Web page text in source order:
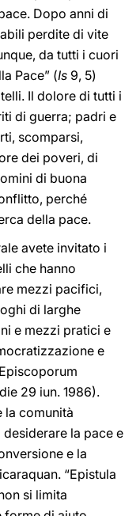
Dopo anni di
perdite di vite
da tutti i cuori
Pace” (Is 9, 5)
Il dolore di tutti i
di guerra; padri e
scomparsi,
dei poveri, di
di buona
perché
della pace.
avete invitato i
che hanno
mezzi pacifici,
di larghe
e mezzi pratici e
e
29 iun. 1986).
la comunità
desiderare la pace e
e la
“Epistula
si limita